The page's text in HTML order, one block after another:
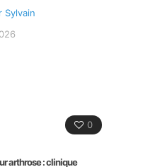
Sylvain
0
arthrose : clinique